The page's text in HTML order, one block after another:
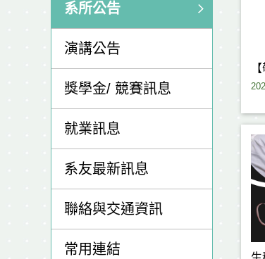
系所公告
演講公告
獎學金/ 競賽訊息
就業訊息
系友最新訊息
聯絡與交通資訊
常用連結